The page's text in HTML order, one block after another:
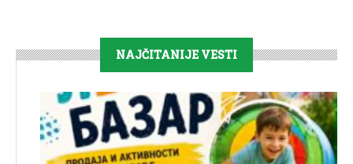
NAJČITANIJE VESTI